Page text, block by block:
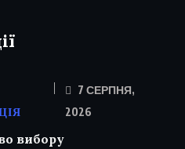
7 СЕРПНЯ,
2026
вибору